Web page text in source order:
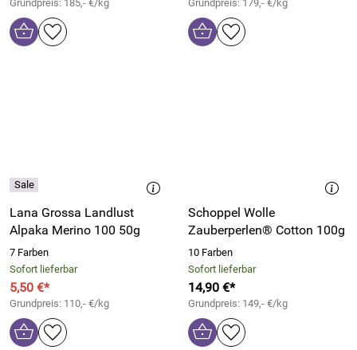
Grundpreis: 185,- €/kg Grundpreis: 179,- €/kg
Lana Grossa Landlust
Alpaka Merino 100 50g
7 Farben
Sofort lieferbar
5,50 €*
Grundpreis: 110,- €/kg
Schoppel Wolle
Zauberperlen® Cotton 100g
10 Farben
Sofort lieferbar
14,90 €*
Grundpreis: 149,- €/kg